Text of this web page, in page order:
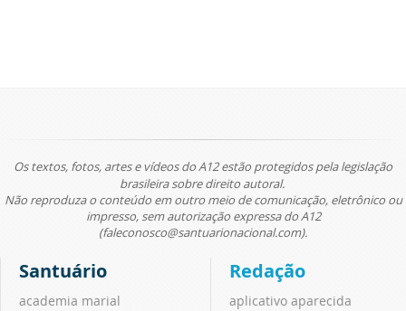
Os textos, fotos, artes e vídeos do A12 estão protegidos pela legislação
brasileira sobre direito autoral.
Não reproduza o conteúdo em outro meio de comunicação, eletrônico ou
impresso, sem autorização expressa do A12
(faleconosco@santuarionacional.com).
Santuário
academia marial
Redação
aplicativo aparecida